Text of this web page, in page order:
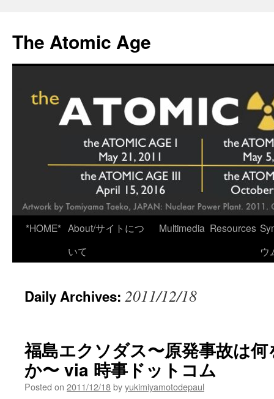
content
The Atomic Age
*HOME* About/サイトにつ
いて
Multimedia Resources
ウ
Daily Archives: 2011/12/18
福島エクソダス〜原発事故は
か〜 via 時事ドットコム
Posted on 2011/12/18byyukimiyamotodepaul